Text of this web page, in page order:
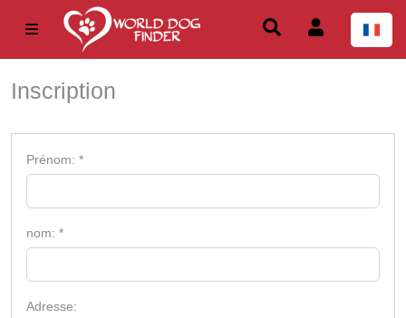
Inscription
Prénom: *
nom: *
Adresse: